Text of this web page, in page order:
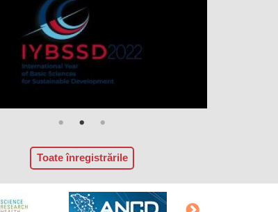
Toate înregistrările